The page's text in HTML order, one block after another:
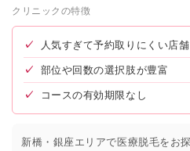
クリニックの特徴
✓ 人気すぎて予約取りにくい店舗
✓ 部位や回数の選択肢が豊富
✓ コースの有効期限なし
新橋・銀座エリアで医療脱毛をお